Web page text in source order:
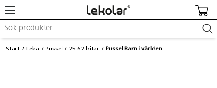
Möbler & inredning
Start Leka Pussel 25-62 bitar Pussel Barn i världen